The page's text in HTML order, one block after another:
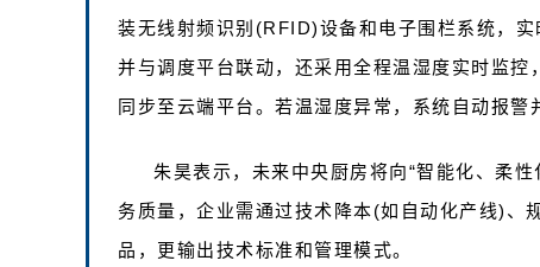
装无线射频识别(RFID)设备和电子围栏系统，
并与调度平台联动，还采用全程温湿度实时监
同步至云端平台。若温湿度异常，系统自动报警
朱昊表示，未来中央厨房将向“智能化、柔
务质量，企业需通过技术降本(如自动化产线)、
品，更输出技术标准和管理模式。